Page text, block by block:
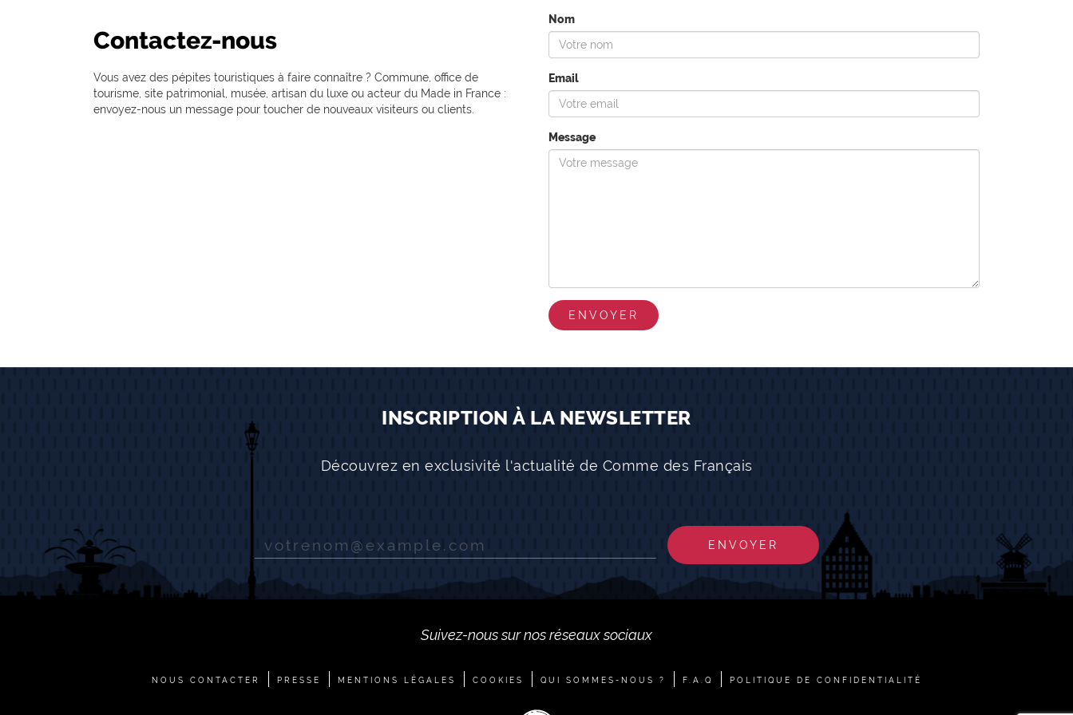
Contactez-nous
Vous avez des pépites touristiques à faire connaître ? Commune, office de
tourisme, site patrimonial, musée, artisan du luxe ou acteur du Made in France :
envoyez-nous un message pour toucher de nouveaux visiteurs ou clients.
Nom
Email
Message
ENVOYER
INSCRIPTION À LA NEWSLETTER
Découvrez en exclusivité l'actualité de Comme des Français
ENVOYER
Suivez-nous sur nos réseaux sociaux
NOUS CONTACTER PRESSE MENTIONS LÉGALES COOKIES QUI SOMMES-NOUS ? F.A.Q POLITIQUE DE CONFIDENTIALITÉ